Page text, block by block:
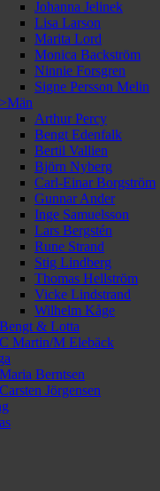
Johanna Jelinek
Lisa Larson
Marita Lord
Monica Backström
Ninnie Forsgren
Signe Persson Melin
>Män
Arthur Percy
Bengt Edenfalk
Bertil Vallien
Björn Nyberg
Carl-Einar Borgström
Gunnar Ander
Inge Samuelsson
Lars Bergstén
Rune Strand
Stig Lindberg
Thomas Hellström
Vicke Lindstrand
Wilhelm Kåge
Bengt & Lotta
C Martin/M Elebäck
Maria Berntsen
Carsten Jörgensen